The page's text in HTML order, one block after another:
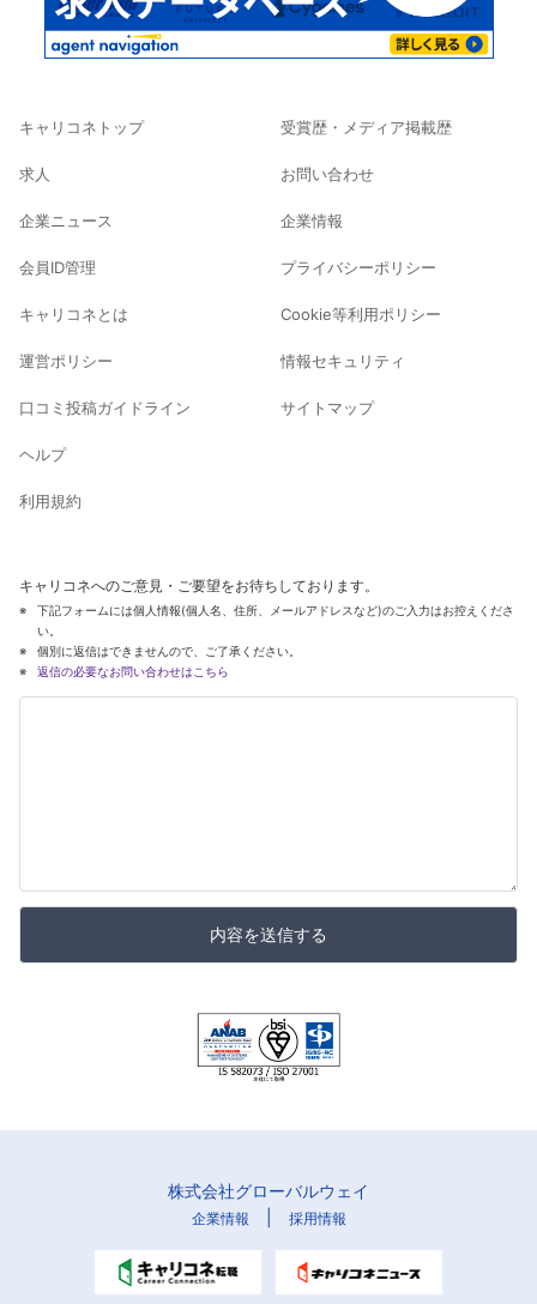
キャリコネトップ
求人
企業ニュース
会員ID管理
キャリコネとは
運営ポリシー
口コミ投稿ガイドライン
ヘルプ
利用規約
受賞歴・メディア掲載歴
お問い合わせ
企業情報
プライバシーポリシー
Cookie等利用ポリシー
情報セキュリティ
サイトマップ
キャリコネへのご意見・ご要望をお待ちしております。
下記フォームには個人情報(個人名、住所、メールアドレスなど)のご入力はお控えくださ
い。
個別に返信はできませんので、ご了承ください。
返信の必要なお問い合わせはこちら
内容を送信する
株式会社グローバルウェイ
企業情報 採用情報